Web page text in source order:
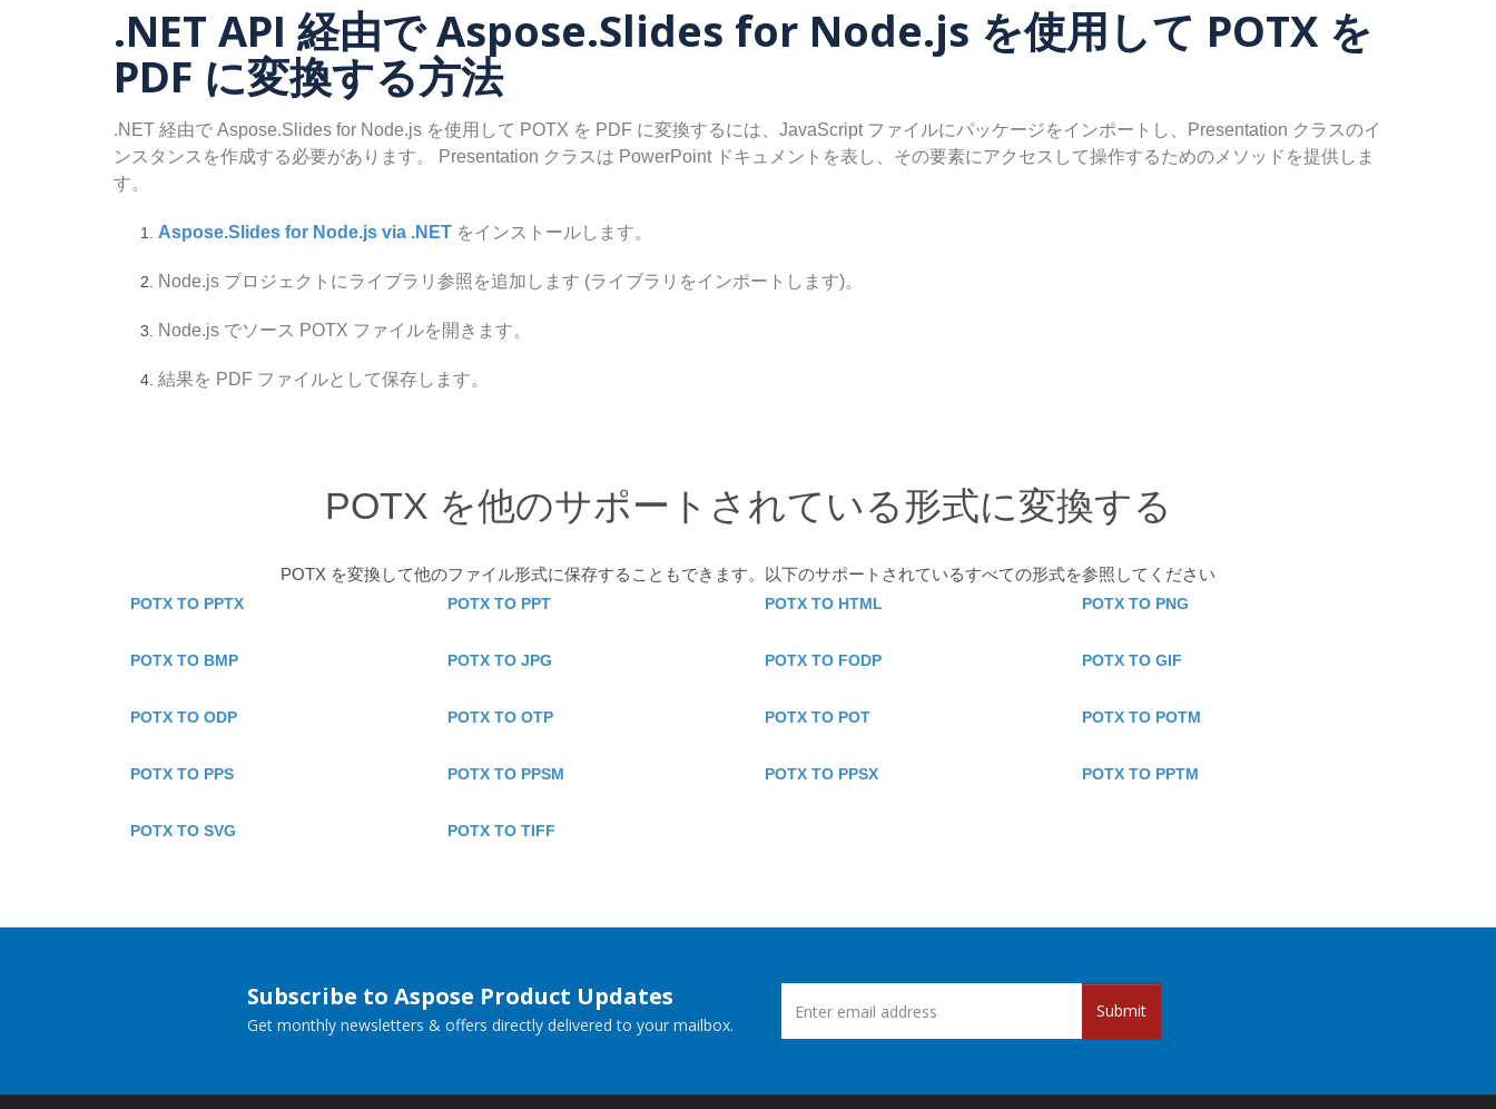
.NET API 経由で Aspose.Slides for Node.js を使用して POTX を
PDF に変換する方法
.NET 経由で Aspose.Slides for Node.js を使用して POTX を PDF に変換するには、JavaScript ファイルにパッケージをインポートし、Presentation クラスのイ
ンスタンスを作成する必要があります。 Presentation クラスは PowerPoint ドキュメントを表し、その要素にアクセスして操作するためのメソッドを提供しま
す。
Aspose.Slides for Node.js via .NET をインストールします。
Node.js プロジェクトにライブラリ参照を追加します (ライブラリをインポートします)。
Node.js でソース POTX ファイルを開きます。
結果を PDF ファイルとして保存します。
POTX を他のサポートされている形式に変換する
POTX を変換して他のファイル形式に保存することもできます。以下のサポートされているすべての形式を参照してください
POTX TO PPTX POTX TO PPT POTX TO HTML POTX TO PNG
POTX TO BMP POTX TO JPG POTX TO FODP POTX TO GIF
POTX TO ODP POTX TO OTP POTX TO POT POTX TO POTM
POTX TO PPS POTX TO PPSM POTX TO PPSX POTX TO PPTM
POTX TO SVG POTX TO TIFF
Subscribe to Aspose Product Updates
Get monthly newsletters & offers directly delivered to your mailbox.
Submit